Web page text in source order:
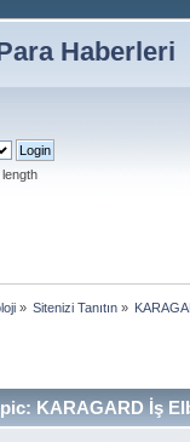
Haberleri
» Sitenizi Tanıtın»
KARAGARD İş